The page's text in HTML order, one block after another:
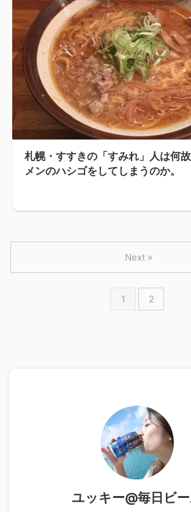
札幌・すすきの「すみれ」人は何
メンのハシゴをしてしまうのか。
1 2
Next »
ユッキー@毎日ビ